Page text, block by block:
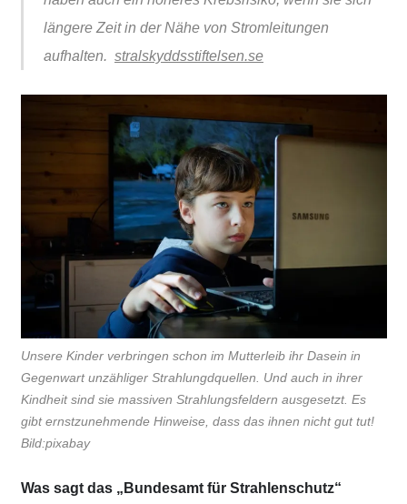
längere Zeit in der Nähe von Stromleitungen
aufhalten. stralskyddsstiftelsen.se
Unsere Kinder verbringen schon im Mutterleib ihr Dasein in
Gegenwart unzähliger Strahlungdquellen. Und auch in ihrer
Kindheit sind sie massiven Strahlungsfeldern ausgesetzt. Es
gibt ernstzunehmende Hinweise, dass das ihnen nicht gut tut!
Bild:pixabay
Was sagt das „Bundesamt für Strahlenschutz“